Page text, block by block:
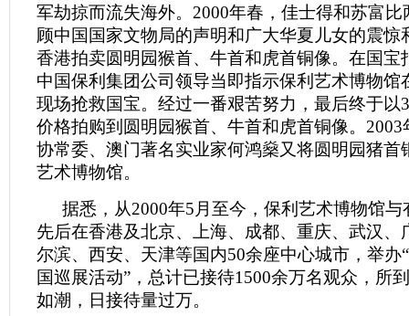
军劫掠而流失海外。2000年春，佳士得和苏富
顾中国国家文物局的声明和广大华夏儿女的震惊
香港拍卖圆明园猴首、牛首和虎首铜像。在国宝
中国保利集团公司领导当即指示保利艺术博物馆
现场抢救国宝。经过一番艰苦努力，最后终于以
价格拍购到圆明园猴首、牛首和虎首铜像。2003
协常委、澳门著名实业家何鸿燊又将圆明园猪首
艺术博物馆。
据悉，从2000年5月至今，保利艺术博物馆
先后在香港及北京、上海、成都、重庆、武汉、
尔滨、西安、天津等国内50余座中心城市，举办
国巡展活动”，总计已接待1500余万名观众，所
如潮，日接待量过万。